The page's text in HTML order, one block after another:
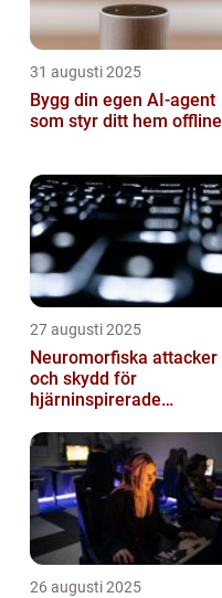
31 augusti 2025
Bygg din egen AI-agent
som styr ditt hem offline
27 augusti 2025
Neuromorfiska attacker
och skydd för
hjärninspirerade
26 augusti 2025